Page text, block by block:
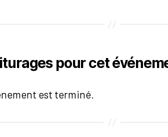
pour cet
est terminé.